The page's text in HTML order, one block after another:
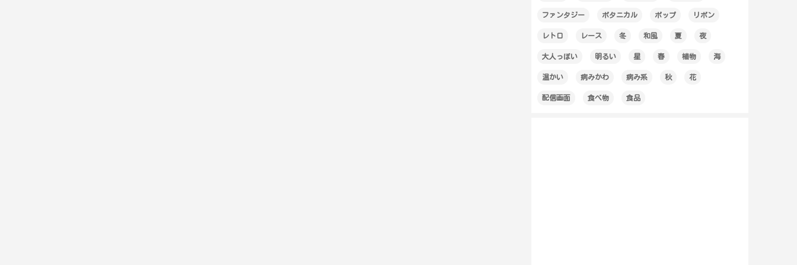
ファンタジー ボタニカル ポップ リボン
レトロ レース 冬 和風 夏 夜
大人っぽい 明るい 星 春 植物 海
温かい 病みかわ 病み系 秋 花
配信画面 食べ物 食品